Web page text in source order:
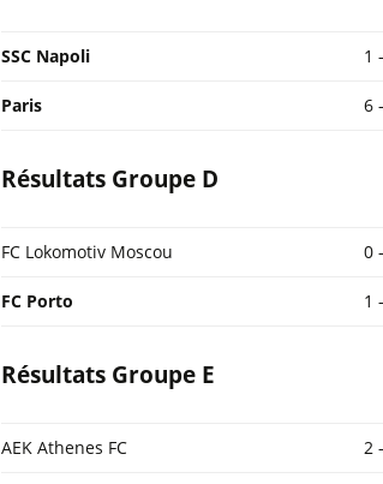
SSC Napoli 1
Paris 6
Résultats Groupe D
FC Lokomotiv Moscou 0
FC Porto 1
Résultats Groupe E
AEK Athenes FC 2